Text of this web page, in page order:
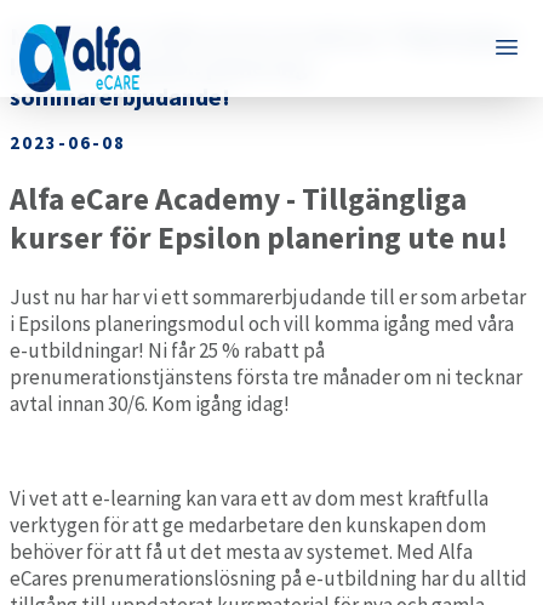
Nu lanserar vi Alfa eCare Academy! Tillgängliga
kurser för Epsilon planering –
sommarerbjudande!
2023-06-08
Alfa eCare Academy - Tillgängliga
kurser för Epsilon planering ute nu!
Just nu har har vi ett sommarerbjudande till er som arbetar
i Epsilons planeringsmodul och vill komma igång med våra
e-utbildningar! Ni får 25 % rabatt på
prenumerationstjänstens första tre månader om ni tecknar
avtal innan 30/6. Kom igång idag!
Vi vet att e-learning kan vara ett av dom mest kraftfulla
verktygen för att ge medarbetare den kunskapen dom
behöver för att få ut det mesta av systemet. Med Alfa
eCares prenumerationslösning på e-utbildning har du alltid